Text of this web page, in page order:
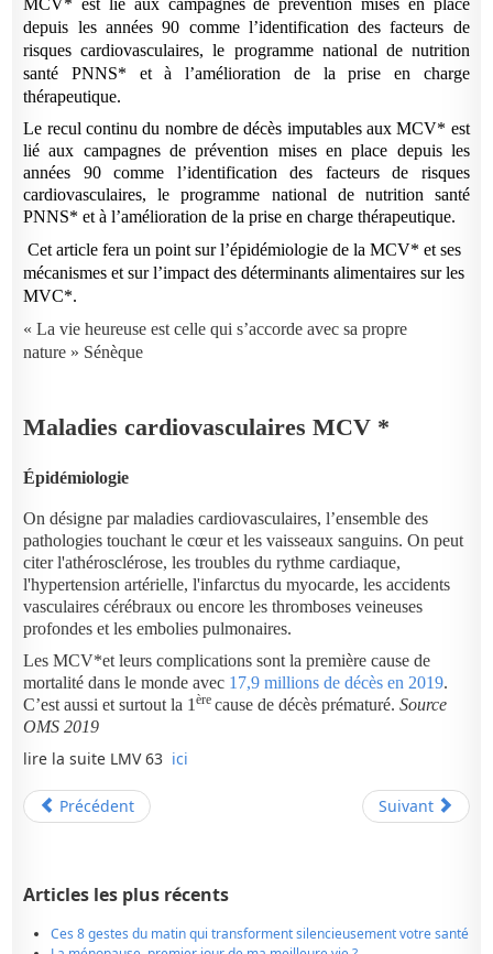
MCV* est lié aux campagnes de prévention mises en place
depuis les années 90 comme l’identification des facteurs de
risques cardiovasculaires, le programme national de nutrition
santé PNNS* et à l’amélioration de la prise en charge
thérapeutique.
Le recul continu du nombre de décès imputables aux MCV* est
lié aux campagnes de prévention mises en place depuis les
années 90 comme l’identification des facteurs de risques
cardiovasculaires, le programme national de nutrition santé
PNNS* et à l’amélioration de la prise en charge thérapeutique.
Cet article fera un point sur l’épidémiologie de la MCV* et ses
mécanismes et sur l’impact des déterminants alimentaires sur les
MVC*.
« La vie heureuse est celle qui s’accorde avec sa propre
nature » Sénèque
Maladies cardiovasculaires MCV *
Épidémiologie
On désigne par maladies cardiovasculaires, l’ensemble des
pathologies touchant le cœur et les vaisseaux sanguins. On peut
citer l'athérosclérose, les troubles du rythme cardiaque,
l'hypertension artérielle, l'infarctus du myocarde, les accidents
vasculaires cérébraux ou encore les thromboses veineuses
profondes et les embolies pulmonaires.
Les MCV*et leurs complications sont la première cause de
mortalité dans le monde avec 1 7,9 millions de décès en 2019.
C’est aussi et surtout la 1ère cause de décès prématuré.Source
OMS 2019
lire la suite LMV 63 ici
Précédent Suivant
Articles les plus récents
Ces 8 gestes du matin qui transforment silencieusement votre santé